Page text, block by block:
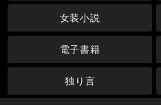
女装小説
電子書籍
独り言